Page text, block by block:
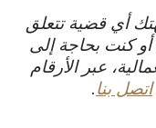
أي قضية تتعلق
كنت بحاجة إلى
عبر الأرقام
اتصل بنا.